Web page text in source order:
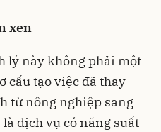
xen
lý này không phải một
cấu tạo việc đã thay
từ nông nghiệp sang
dịch vụ có năng suất